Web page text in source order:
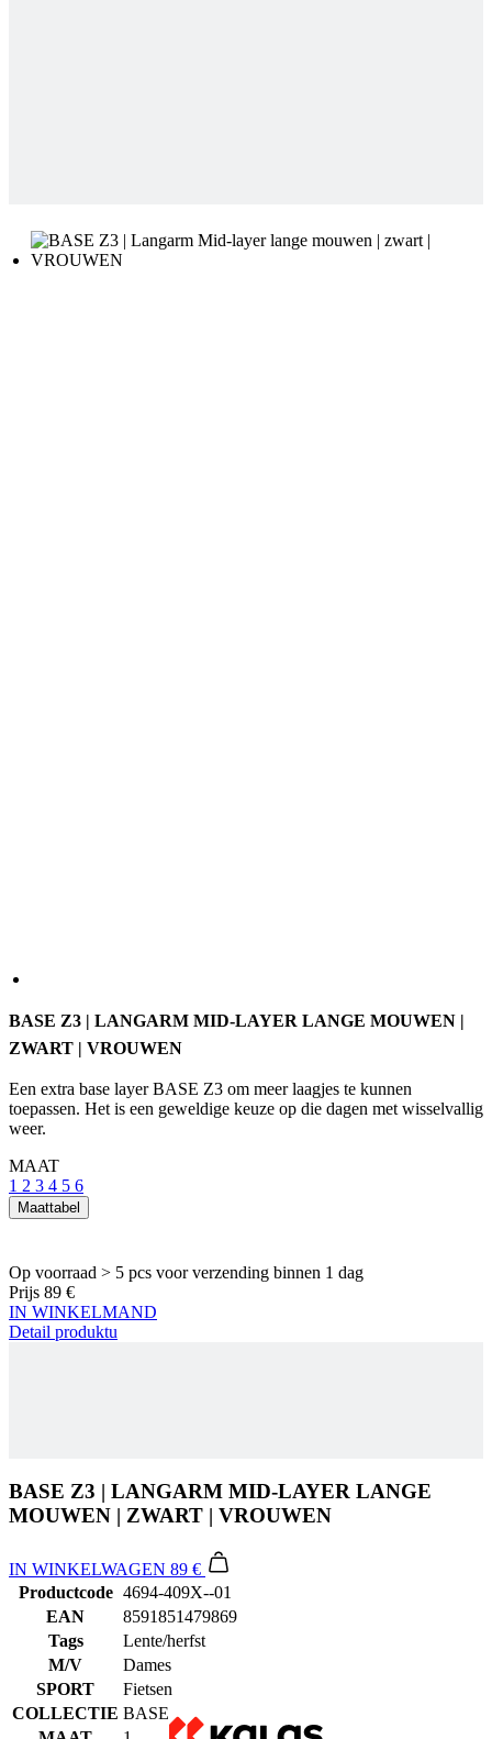
toepassen. Het is een geweldige keuze op die dagen met wisselvallig
1 2 3 4 5 6
Maattabel
Op voorraad > 5 pcs
Prijs89 €
IN WINKELMAND
Productcode 4694-409X--01
EAN
8591851479869
M/V
Dames
SPORT
Fietsen
COLLECTIE
BASE
MAAT
1
Alternatieve producten
BASE Z1 | Shirt mouwloos MicroMesh | wit | VROUWEN